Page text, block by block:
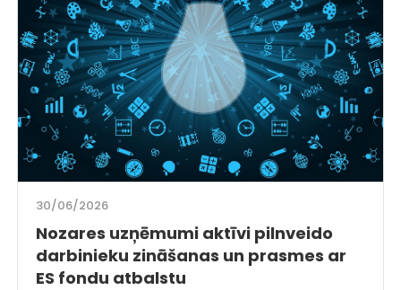
30/06/2026
Nozares uzņēmumi aktīvi pilnveido
darbinieku zināšanas un prasmes ar
ES fondu atbalstu